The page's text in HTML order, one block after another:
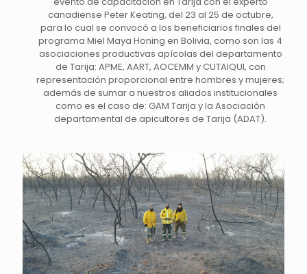
canadiense Peter Keating, del 23 al 25 de octubre,
para lo cual se convocó a los beneficiarios finales del
programa Miel Maya Honing en Bolivia, como son las 4
asociaciones productivas apícolas del departamento
de Tarija: APME, AART, AOCEMM y CUTAIQUI, con
representación proporcional entre hombres y mujeres;
además de sumar a nuestros aliados institucionales
como es el caso de: GAM Tarija y la Asociación
departamental de apicultores de Tarija (ADAT).